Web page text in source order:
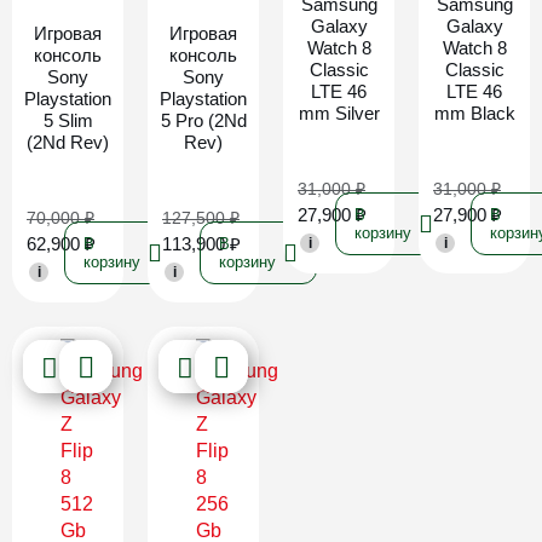
Игровая
консоль
Sony
Playstation
5 Slim
(2Nd Rev)
70,000₽
62,900 ₽
i
В
корзину
Игровая
консоль
Sony
Playstation
5 Pro (2Nd
Rev)
127,500₽
113,900₽
i
В
корзину
Galaxy
Watch 8
Classic
LTE 46
mm Silver
31,000₽
27,900 ₽
i
В
корзину
Galaxy
Watch 8
Classic
LTE 46
mm Black
31,000₽
27,900 ₽
i
В